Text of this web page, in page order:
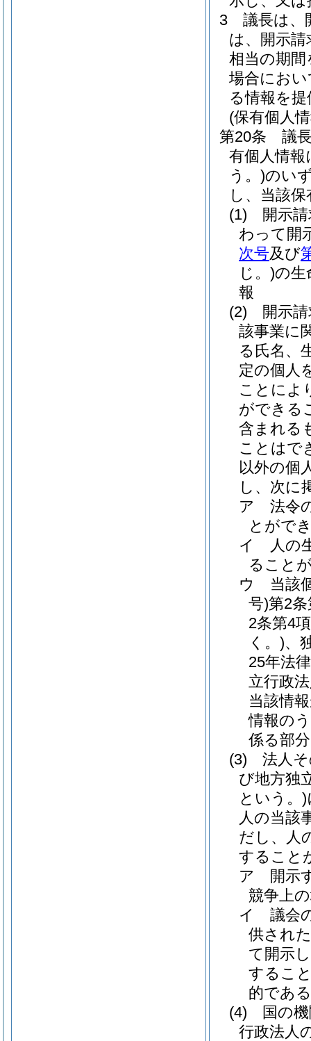
3
議長は、
は、開示
相当の期
場合にお
る情報を
(保有個人
第20条
議
有個人情報
う。)のい
し、当該
(1)
開示
わって開
次号及び
じ。)の生
報
(2)
開示
該事業に
る氏名、
定の個人
ことによ
ができる
含まれる
ことはで
以外の個
し、次に
ア
法令
とがで
イ
人の
ること
ウ
当該
号)第2
2条第4
く。)、
25年法
立行政
当該情
情報の
係る部分
(3)
法人
び地方独
という。)
人の当該
だし、人
すること
ア
開示
競争上
イ
議会
供され
て開示
するこ
的であ
(4)
国の
行政法人